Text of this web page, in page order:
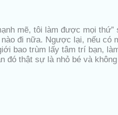
mẽ, tôi làm được mọi
đi nữa. Ngược lại, nếu có
bao trùm lấy tâm trí bạn,
thật sự là nhỏ bé và không